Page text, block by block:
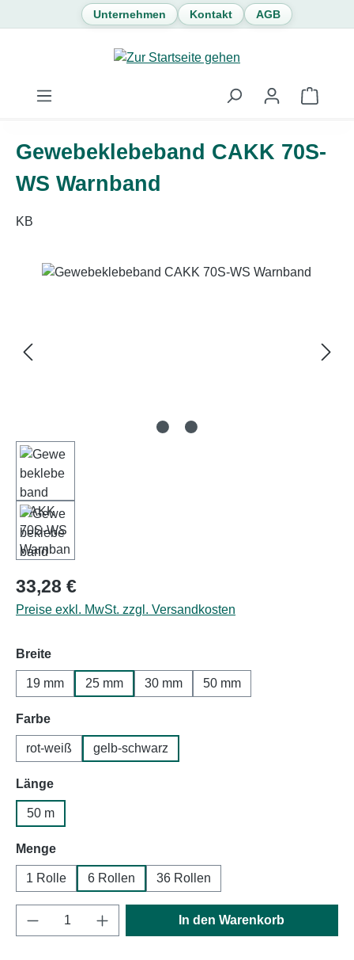
Zum Hauptinhalt springen
Unternehmen Kontakt AGB
Gewebeklebeband CAKK 70S-
WS Warnband
KB
Bildergalerie überspringen
Regulärer Preis:
33,28 €
Preise exkl. MwSt. zzgl. Versandkosten
Breiteauswählen
19 mm 25 mm 30 mm 50 mm
Farbeauswählen
rot-weiß gelb-schwarz
Längeauswählen
50 m
Mengeauswählen
1 Rolle 6 Rollen 36 Rollen
Produkt Anzahl: Gib den gewünschten
In den Warenkorb